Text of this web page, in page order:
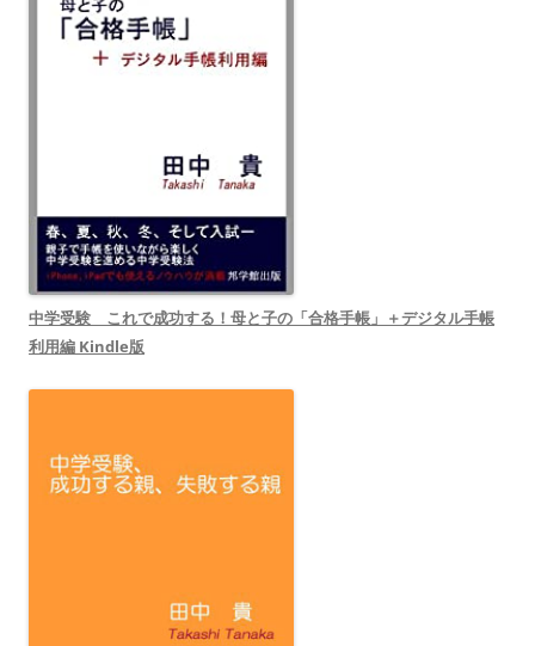
中学受験 これで成功する！母と子の「合格手帳」＋デジタル手帳
利用編 Kindle版